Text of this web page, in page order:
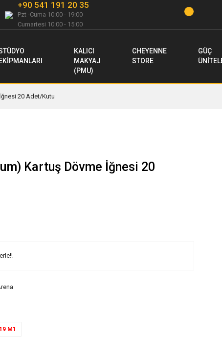
+90 541 191 20 35
Pzt -Cuma 10:00 - 19:00
Cumartesi 10:00 - 15:00
EKİPMANLARI
KALICI
MAKYAJ
(PMU)
CHEYENNE
STORE
GÜÇ
20 Adet/Kutu
Kartuş Dövme İğnesi 20
M1